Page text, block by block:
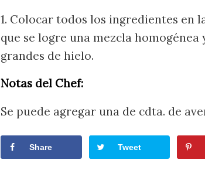
1. Colocar todos los ingredientes en
que se logre una mezcla homogénea
grandes de hielo.
Notas del Chef:
Se puede agregar una de cdta. de
Share Tweet